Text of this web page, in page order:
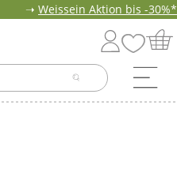
➝ Weissein Aktion bis -30%*